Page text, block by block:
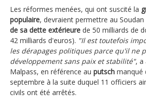
Les réformes menées, qui ont suscité la
populaire, devraient permettre au Soudan
de sa dette extérieure de 50 milliards de
42 milliards d'euros). "Il est toutefois
les dérapages politiques parce qu'il ne
développement sans paix et stabilité", a
Malpass, en référence au putsch manqué
septembre à la suite duquel 11 officiers
civils ont été arrêtés.